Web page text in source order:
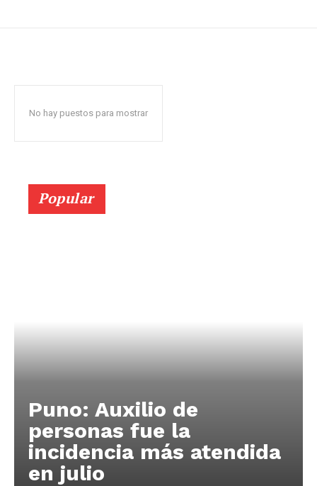
No hay puestos para mostrar
Popular
Puno: Auxilio de
personas fue la
incidencia más atendida
en julio